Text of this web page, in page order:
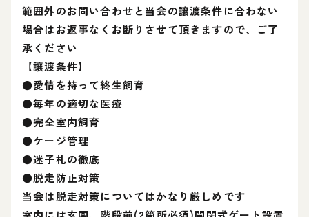
範囲外のお問い合わせと当会の讓渡条件に合わない
場合はお返事なくお断りさせて頂きますので、ご了
承ください
【讓渡条件】
●愛情を持って終生飼育
●毎年の適切な医療
●完全室内飼育
●ケージ管理
●迷子札の徹底
●脱走防止対策
当会は脱走対策についてはかなり厳しめです